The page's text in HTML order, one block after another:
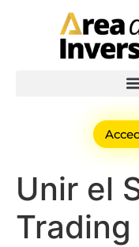
Unir el
Trading